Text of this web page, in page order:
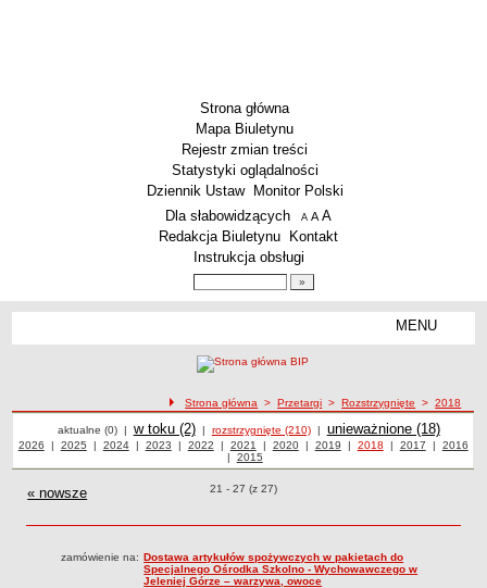
Strona główna
Mapa Biuletynu
Rejestr zmian treści
Statystyki oglądalności
Dziennik Ustaw
Monitor Polski
Menu dodatkowe
Dla słabowidzących A pomniejsz czcionkę
A standardowy rozmiar czcionki
A
Redakcja Biuletynu
Kontakt
Instrukcja obsługi
MENU
Szkoły podstawowe
PRZETARGI
SPRAWOZDANIA FINANSOWE
ścieżka nawigacji
Strona główna >Przetargi >Rozstrzygnięte >2018
Przetargi rozstrzygnięte z 2018 roku
Przetargi
aktualne (0)| Przetargi
w toku (2)| rozstrzygnięte (210)| Przetargi
unieważnione (18)
Przetargi z roku
2026 | Przetargi z roku
2025 | Przetargi z roku
2024| Przetargi z roku
2023 | Przetargi z roku
2022 | Przetargi z roku
2021 | Przetargi z roku
2020| Przetargi z roku
2019 | Przetargi z roku
2018 | Przetargi z roku
2017 | Przetargi
2016
| Przetargi z roku
2015
« nowsze Przetargi o pozycjach
21 - 27 (z 27)
zamówienie na: Dostawa artykułów spożywczych w pakietach do
Specjalnego Ośrodka Szkolno - Wychowawczego w
Jeleniej Górze – warzywa, owoce